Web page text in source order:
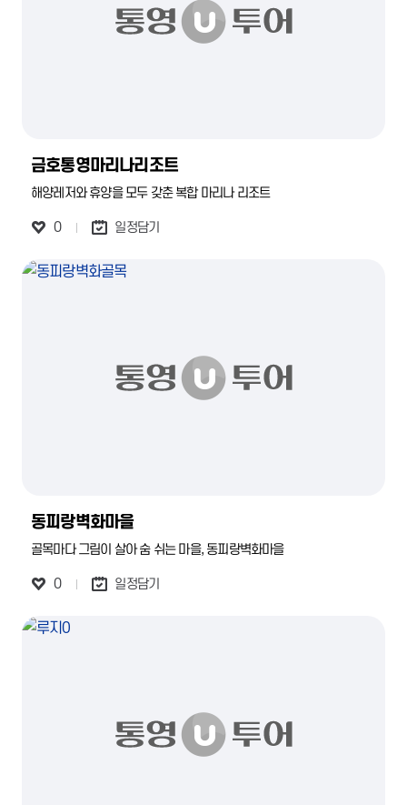
금호통영마리나리조트
해양레저와 휴양을 모두 갖춘 복합 마리나 리조트
0 일정담기
동피랑벽화마을
골목마다 그림이 살아 숨 쉬는 마을, 동피랑벽화마을
0 일정담기